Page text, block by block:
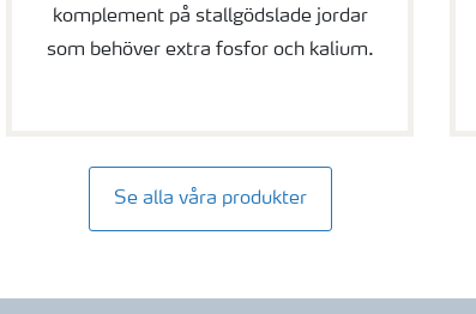
komplement på stallgödslade jordar
som behöver extra fosfor och kalium.
Se alla våra produkter